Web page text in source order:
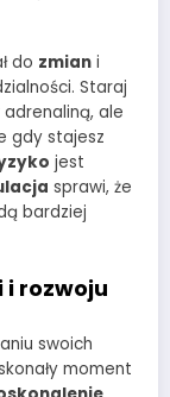
do zmian i
Staraj
ale
gdy stajesz
jest
sprawi, że
bardziej
i rozwoju
swoich
moment